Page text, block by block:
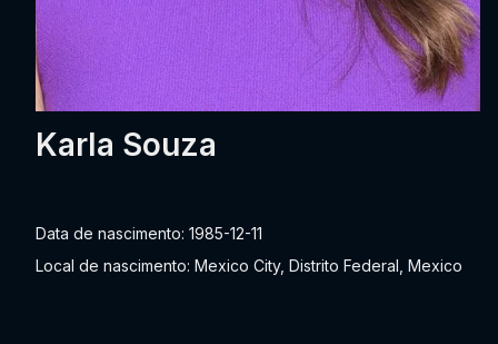
Karla Souza
Data de nascimento: 1985-12-11
Local de nascimento: Mexico City, Distrito Federal, Mexico